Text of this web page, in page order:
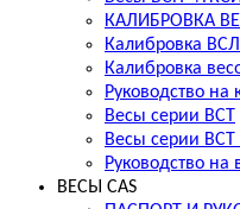
КАЛИБРОВКА
Калибровка
Калибровка
Руководство
Весы серии ВСТ
Весы серии ВСТ
Руководство на
ВЕСЫ CAS